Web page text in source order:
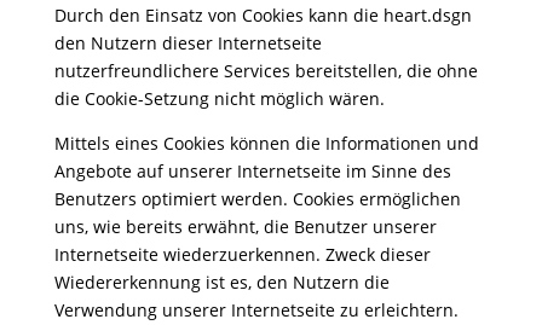
Durch den Einsatz von Cookies kann die heart.dsgn
den Nutzern dieser Internetseite
nutzerfreundlichere Services bereitstellen, die ohne
die Cookie-Setzung nicht möglich wären.
Mittels eines Cookies können die Informationen und
Angebote auf unserer Internetseite im Sinne des
Benutzers optimiert werden. Cookies ermöglichen
uns, wie bereits erwähnt, die Benutzer unserer
Internetseite wiederzuerkennen. Zweck dieser
Wiedererkennung ist es, den Nutzern die
Verwendung unserer Internetseite zu erleichtern.